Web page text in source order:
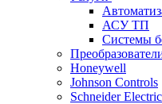
АСУ ТП
Системы
Honeywell
Johnson Controls
Schneider Electric